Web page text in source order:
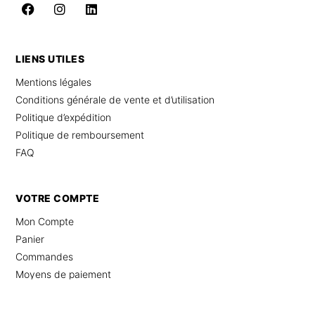
LIENS UTILES
Mentions légales
Conditions générale de vente et d’utilisation
Politique d’expédition
Politique de remboursement
FAQ
VOTRE COMPTE
Mon Compte
Panier
Commandes
Moyens de paiement